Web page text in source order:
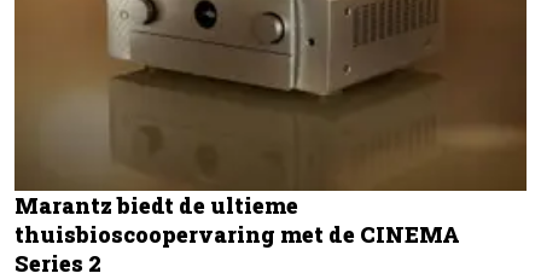
Marantz biedt de ultieme
thuisbioscoopervaring met de CINEMA
Series 2